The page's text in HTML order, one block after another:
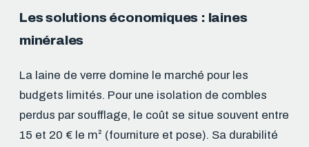
Les solutions économiques : laines
minérales
La laine de verre domine le marché pour les
budgets limités. Pour une isolation de combles
perdus par soufflage, le coût se situe souvent entre
15 et 20 € le m² (fourniture et pose). Sa durabilité